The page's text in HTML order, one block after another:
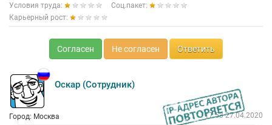
ошибки в ТРУДОВЫХ КНИЖКАХ проверяете, Анечка кружится
и ржёт со своими еврейско-нацисткими играми!
Когда эту дуру уволят и возьмут хороших специалистов. Этот
дурдом должен кончится! Вайнер явно не наигралась в
детстве, сейчас открывается на компании.
Условия труда:
Соц.пакет:
Карьерный рост:
Согласен Не согласен Ответить
Оскар (Сотрудник)
Город: Москва 17:53 27.04.2020